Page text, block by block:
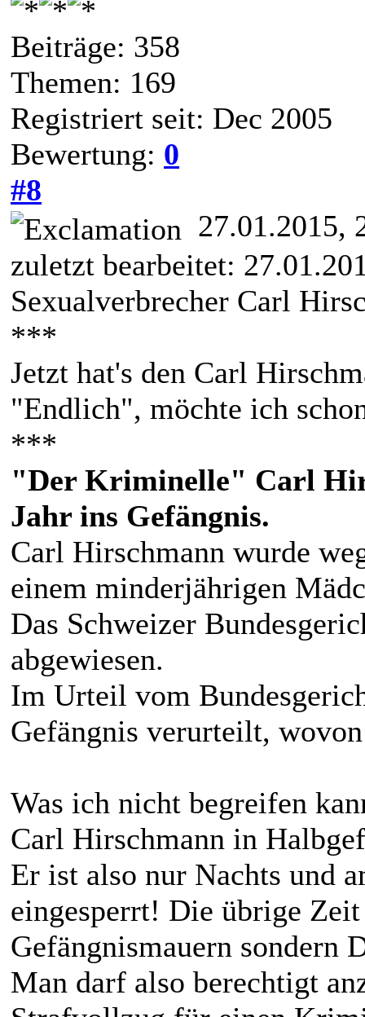
Beiträge: 358
Themen: 169
Registriert seit: Dec 2005
Bewertung: 0
#8
27.01.2015,
zuletzt bearbeitet:
Sexualverbrecher Carl
***
Jetzt hat's den Carl
"Endlich", möchte ich
***
"Der Kriminelle" Carl
Jahr ins Gefängnis.
Carl Hirschmann wurde
einem minderjährigen
Das Schweizer
abgewiesen.
Im Urteil vom
Gefängnis verurteilt,
Was ich nicht begreifen
Carl Hirschmann in
Er ist also nur Nachts und
eingesperrt! Die übrige
Gefängnismauern sondern
Man darf also berechtigt